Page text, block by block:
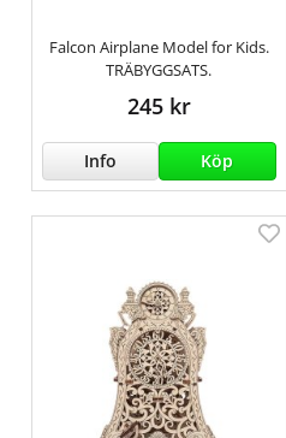
Falcon Airplane Model for Kids.
TRÄBYGGSATS.
245 kr
Info Köp